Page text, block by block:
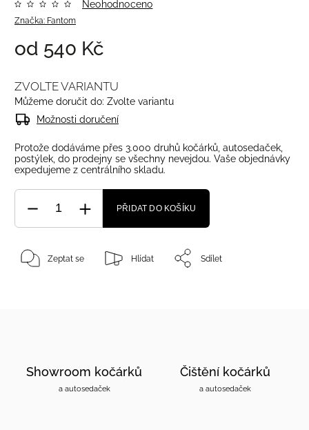
Značka: Fantom
Neohodnoceno
od 540 Kč
ZVOLTE VARIANTU
Můžeme doručit do: Zvolte variantu
Možnosti doručení
Protože dodáváme přes 3.000 druhů kočárků, autosedaček,
postýlek, do prodejny se všechny nevejdou. Vaše objednávky
expedujeme z centrálního skladu.
PŘIDAT DO KOŠÍKU
Zeptat se Hlídat Sdílet
Showroom kočárků
a autosedaček
Čištění kočárků
a autosedaček